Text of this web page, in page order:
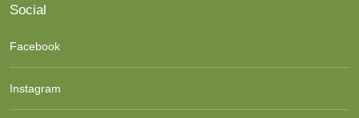
Social
Facebook
Instagram